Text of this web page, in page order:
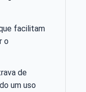
facilitam
o
de
um uso